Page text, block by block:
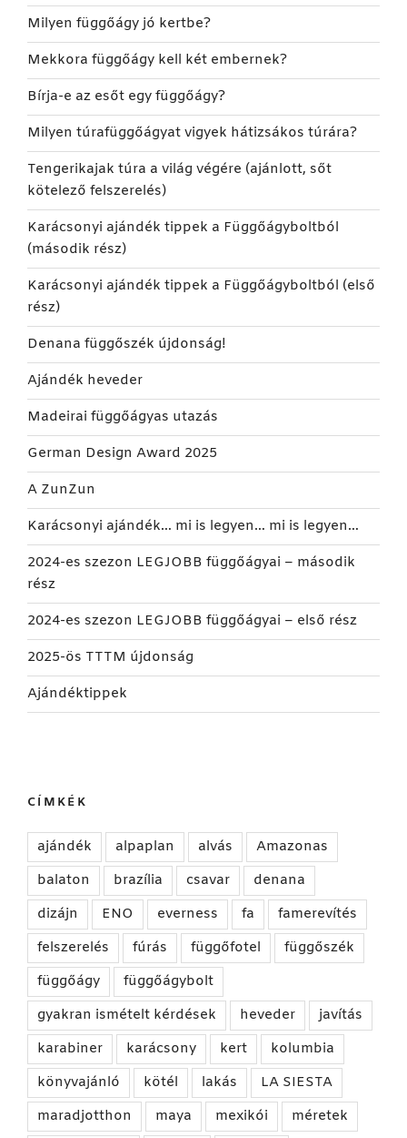
Milyen függőágy jó kertbe?
Mekkora függőágy kell két embernek?
Bírja-e az esőt egy függőágy?
Milyen túrafüggőágyat vigyek hátizsákos túrára?
Tengerikajak túra a világ végére (ajánlott, sőt
kötelező felszerelés)
Karácsonyi ajándék tippek a Függőágyboltból
(második rész)
Karácsonyi ajándék tippek a Függőágyboltból (első
rész)
Denana függőszék újdonság!
Ajándék heveder
Madeirai függőágyas utazás
German Design Award 2025
A ZunZun
Karácsonyi ajándék… mi is legyen… mi is legyen…
2024-es szezon LEGJOBB függőágyai – második
rész
2024-es szezon LEGJOBB függőágyai – első rész
2025-ös TTTM újdonság
Ajándéktippek
CÍMKÉK
ajándék alpaplan alvás
Amazonas
balaton
brazília csavar
denana
dizájn
ENO everness fa
famerevítés
felszerelés
fúrás függőfotel
függőszék
függőágy
függőágybolt
gyakran ismételt kérdések
heveder
javítás
karabiner
karácsony kert
kolumbia
könyvajánló
kötél lakás
LA SIESTA
maradjotthon
maya mexikói méretek